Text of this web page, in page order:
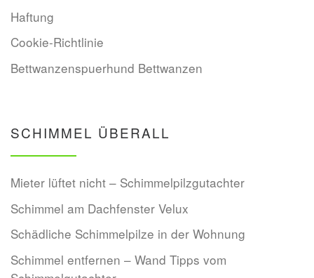
Haftung
Cookie-Richtlinie
Bettwanzenspuerhund Bettwanzen
SCHIMMEL ÜBERALL
Mieter lüftet nicht – Schimmelpilzgutachter
Schimmel am Dachfenster Velux
Schädliche Schimmelpilze in der Wohnung
Schimmel entfernen – Wand Tipps vom